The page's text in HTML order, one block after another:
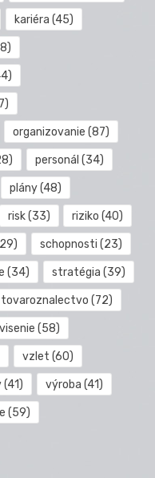
kariéra (45)
organizovanie (87)
personál (34)
plány(48)
risk(33) riziko (40)
schopnosti (23)
(34) stratégia (39)
tovaroznalectvo (72)
visenie (58)
vzlet (60)
(41) výroba (41)
(59)